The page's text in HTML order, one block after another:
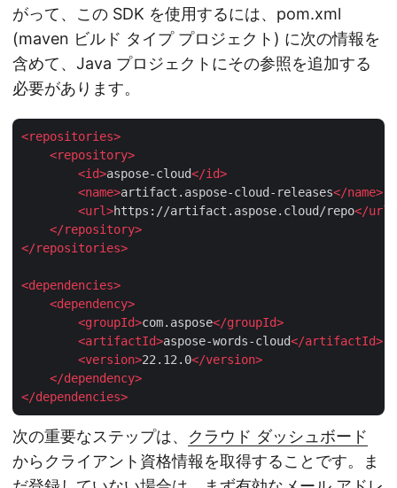
がって、この SDK を使用するには、pom.xml
(maven ビルド タイプ プロジェクト) に次の情報を
含めて、Java プロジェクトにその参照を追加する
必要があります。
<repositories>
<repository>
<id>aspose-cloud</id>
<name>artifact.aspose-cloud-releases</name>
<url>https://artifact.aspose.cloud/repo</url
</repository>
</repositories>
<dependencies>
<dependency>
<groupId>com.aspose</groupId>
<artifactId>aspose-words-cloud</artifactId>
<version>22.12.0</version>
</dependency>
</dependencies>
次の重要なステップは、 クラウド ダッシュボード
からクライアント資格情報を取得することです。ま